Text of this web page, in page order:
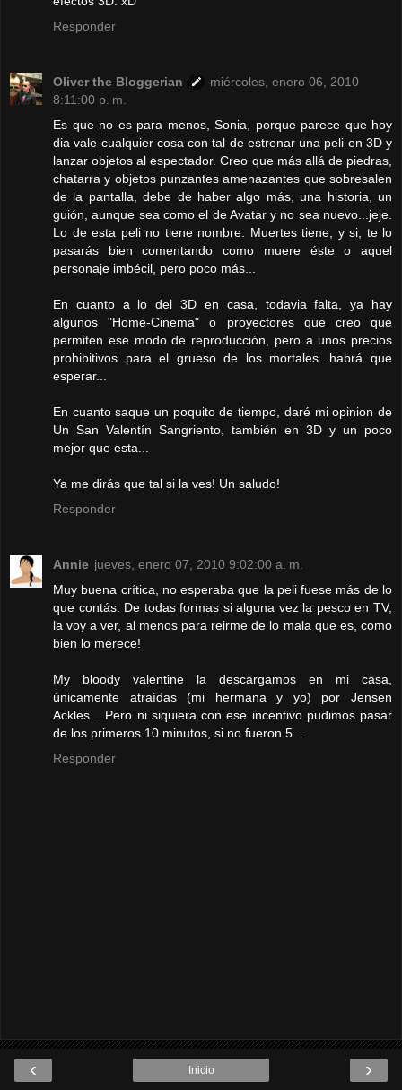
Responder
Oliver the Bloggerian
miércoles, enero 06, 2010
8:11:00 p. m.
Es que no es para menos, Sonia, porque parece que hoy
dia vale cualquier cosa con tal de estrenar una peli en 3D y
lanzar objetos al espectador. Creo que más allá de piedras,
chatarra y objetos punzantes amenazantes que sobresalen
de la pantalla, debe de haber algo más, una historia, un
guión, aunque sea como el de Avatar y no sea nuevo...jeje.
Lo de esta peli no tiene nombre. Muertes tiene, y si, te lo
pasarás bien comentando como muere éste o aquel
personaje imbécil, pero poco más...
En cuanto a lo del 3D en casa, todavia falta, ya hay
algunos "Home-Cinema" o proyectores que creo que
permiten ese modo de reproducción, pero a unos precios
prohibitivos para el grueso de los mortales...habrá que
esperar...
En cuanto saque un poquito de tiempo, daré mi opinion de
Un San Valentín Sangriento, también en 3D y un poco
mejor que esta...
Ya me dirás que tal si la ves! Un saludo!
Responder
Annie jueves, enero 07, 2010 9:02:00 a. m.
Muy buena crítica, no esperaba que la peli fuese más de lo
que contás. De todas formas si alguna vez la pesco en TV,
la voy a ver, al menos para reirme de lo mala que es, como
bien lo merece!
My bloody valentine la descargamos en mi casa,
únicamente atraídas (mi hermana y yo) por Jensen
Ackles... Pero ni siquiera con ese incentivo pudimos pasar
de los primeros 10 minutos, si no fueron 5...
Responder
‹ ›
Inicio